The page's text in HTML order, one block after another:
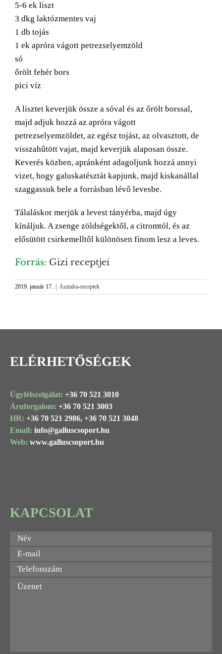
5-6 ek liszt
3 dkg laktózmentes vaj
1 db tojás
1 ek apróra vágott petrezselyemzöld
só
őrölt fehér bors
pici víz
A lisztet keverjük össze a sóval és az őrölt borssal,
majd adjuk hozzá az apróra vágott
petrezselyemzöldet, az egész tojást, az olvasztott, de
visszahűtött vajat, majd keverjük alaposan össze.
Keverés közben, apránként adagoljunk hozzá annyi
vizet, hogy galuskatésztát kapjunk, majd kiskanállal
szaggassuk bele a forrásban lévő levesbe.
Tálaláskor merjük a levest tányérba, majd úgy
kínáljuk. A zsenge zöldségektől, a citromtól, és az
elősütött csirkemelltől különösen finom lesz a leves.
Forrás: Gizi receptjei
2019. január 17. | Asztalra-receptek
ELÉRHETŐSÉGEK
Ügyfélszolgálat: +36 70 521 3010
Áruforgalom: +36 70 521 3003
HR: +36 70 521 2986, +36 70 521 3048
Email: info@galluscsoport.hu
Web: www.galluscsoport.hu
KAPCSOLAT